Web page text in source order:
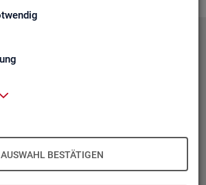
AUSWAHL BESTÄTIGEN
Feed­back und Kri­tik